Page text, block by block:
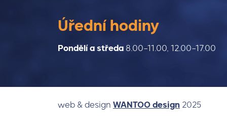
Úřední hodiny
Pondělí a středa 8.00–11.00, 12.00–17.00
web & design WANTOO design(otevře se v
2025